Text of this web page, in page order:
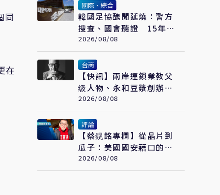
同
在
國際、綜合
韓國足協醜聞延燒：警方
搜查、國會聽證 15年前
「不當招待」疑雲重見天
日
2026/08/08
台商
【快訊】兩岸連鎖業教父
级人物、永和豆漿創辦人
林炳生食道癌病逝 享年
70歲
2026/08/08
評論
【蔡鎤銘專欄】從晶片到
瓜子：美國國安藉口的荒
誕鬧劇
2026/08/08